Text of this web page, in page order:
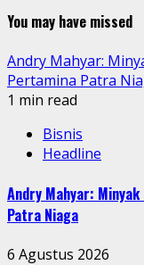
You may have missed
Andry Mahyar:
Pertamina Patra
1 min read
Bisnis
Headline
Andry Mahyar:
Patra Niaga
6 Agustus 2026